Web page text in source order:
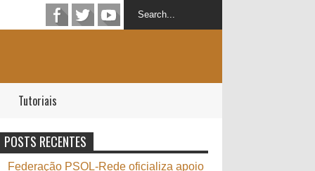
Tutoriais
POSTS RECENTES
Federação PSOL-Rede oficializa apoio